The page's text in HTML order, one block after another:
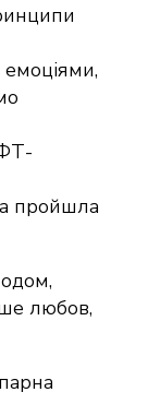
пройшла
любов,